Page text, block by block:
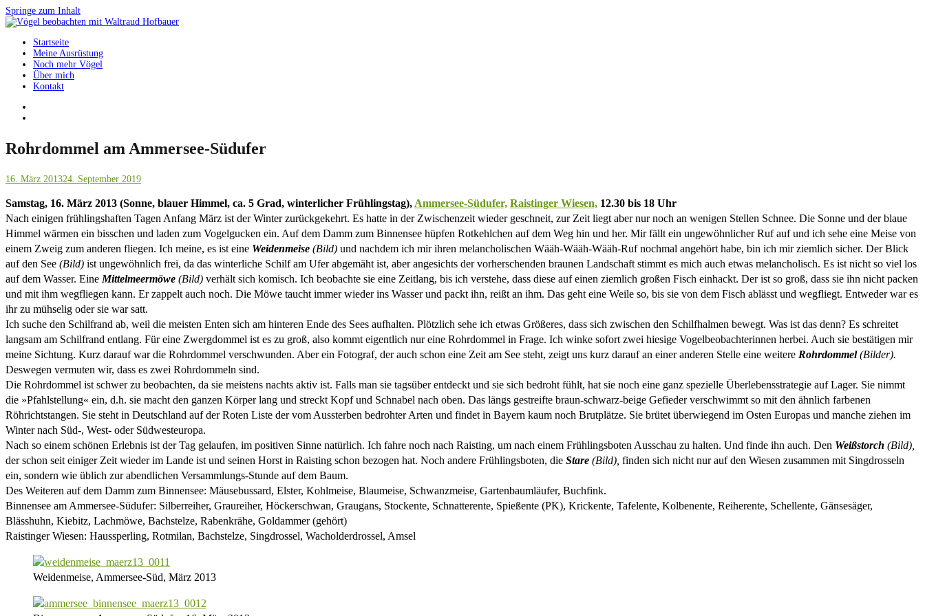
Springe zum Inhalt
Vögel beobachten mit Waltraud Hofbauer
Startseite
Meine Ausrüstung
Noch mehr Vögel
Über mich
Kontakt
Rohrdommel am Ammersee-Südufer
16. März 201324. September 2019
Samstag, 16. März 2013 (Sonne, blauer Himmel, ca. 5 Grad, winterlicher Frühlingstag), Ammersee-Südufer, Raistinger Wiesen, 12.30 bis 18 Uhr
Nach einigen frühlingshaften Tagen Anfang März ist der Winter zurückgekehrt. Es hatte in der Zwischenzeit wieder geschneit, zur Zeit liegt aber nur noch an wenigen Stellen Schnee. Die Sonne und der blaue
Himmel wärmen ein bisschen und laden zum Vogelgucken ein. Auf dem Damm zum Binnensee hüpfen Rotkehlchen auf dem Weg hin und her. Mir fällt ein ungewöhnlicher Ruf auf und ich sehe eine Meise von
einem Zweig zum anderen fliegen. Ich meine, es ist eine Weidenmeise (Bild) und nachdem ich mir ihren melancholischen Wääh-Wääh-Wääh-Ruf nochmal angehört habe, bin ich mir ziemlich sicher. Der Blick
auf den See (Bild) ist ungewöhnlich frei, da das winterliche Schilf am Ufer abgemäht ist, aber angesichts der vorherschenden braunen Landschaft stimmt es mich auch etwas melancholisch. Es ist nicht so viel los
auf dem Wasser. Eine Mittelmeermöwe (Bild) verhält sich komisch. Ich beobachte sie eine Zeitlang, bis ich verstehe, dass diese auf einen ziemlich großen Fisch einhackt. Der ist so groß, dass sie ihn nicht packen
und mit ihm wegfliegen kann. Er zappelt auch noch. Die Möwe taucht immer wieder ins Wasser und packt ihn, reißt an ihm. Das geht eine Weile so, bis sie von dem Fisch ablässt und wegfliegt. Entweder war es
ihr zu mühselig oder sie war satt.
Ich suche den Schilfrand ab, weil die meisten Enten sich am hinteren Ende des Sees aufhalten. Plötzlich sehe ich etwas Größeres, dass sich zwischen den Schilfhalmen bewegt. Was ist das denn? Es schreitet
langsam am Schilfrand entlang. Für eine Zwergdommel ist es zu groß, also kommt eigentlich nur eine Rohrdommel in Frage. Ich winke sofort zwei hiesige Vogelbeobachterinnen herbei. Auch sie bestätigen mir
meine Sichtung. Kurz darauf war die Rohrdommel verschwunden. Aber ein Fotograf, der auch schon eine Zeit am See steht, zeigt uns kurz darauf an einer anderen Stelle eine weitere Rohrdommel(Bilder).
Deswegen vermuten wir, dass es zwei Rohrdommeln sind.
Die Rohrdommel ist schwer zu beobachten, da sie meistens nachts aktiv ist. Falls man sie tagsüber entdeckt und sie sich bedroht fühlt, hat sie noch eine ganz spezielle Überlebensstrategie auf Lager. Sie nimmt
die »Pfahlstellung« ein, d.h. sie macht den ganzen Körper lang und streckt Kopf und Schnabel nach oben. Das längs gestreifte braun-schwarz-beige Gefieder verschwimmt so mit den ähnlich farbenen
Röhrichtstangen. Sie steht in Deutschland auf der Roten Liste der vom Aussterben bedrohter Arten und findet in Bayern kaum noch Brutplätze. Sie brütet überwiegend im Osten Europas und manche ziehen im
Winter nach Süd-, West- oder Südwesteuropa.
Nach so einem schönen Erlebnis ist der Tag gelaufen, im positiven Sinne natürlich. Ich fahre noch nach Raisting, um nach einem Frühlingsboten Ausschau zu halten. Und finde ihn auch. Den Weißstorch (Bild),
der schon seit einiger Zeit wieder im Lande ist und seinen Horst in Raisting schon bezogen hat. Noch andere Frühlingsboten, die Stare (Bild), finden sich nicht nur auf den Wiesen zusammen mit Singdrosseln
ein, sondern wie üblich zur abendlichen Versammlungs-Stunde auf dem Baum.
Des Weiteren auf dem Damm zum Binnensee: Mäusebussard, Elster, Kohlmeise, Blaumeise, Schwanzmeise, Gartenbaumläufer, Buchfink.
Binnensee am Ammersee-Südufer: Silberreiher, Graureiher, Höckerschwan, Graugans, Stockente, Schnatterente, Spießente (PK), Krickente, Tafelente, Kolbenente, Reiherente, Schellente, Gänsesäger,
Blässhuhn, Kiebitz, Lachmöwe, Bachstelze, Rabenkrähe, Goldammer (gehört)
Raistinger Wiesen: Haussperling, Rotmilan, Bachstelze, Singdrossel, Wacholderdrossel, Amsel
Weidenmeise, Ammersee-Süd, März 2013